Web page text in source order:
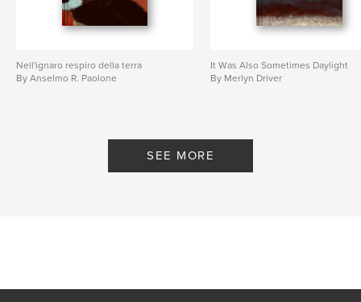
Nell'ignaro respiro della terra
By Anselmo R. Paolone
It Was Also Sometimes Daylight
By Merlyn Driver
SEE MORE